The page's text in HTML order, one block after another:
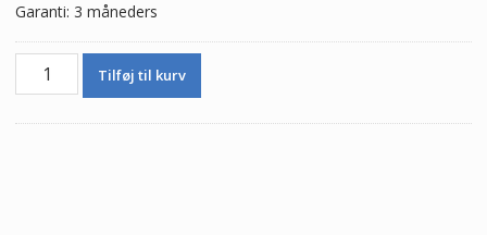
Garanti: 3 måneders
Ægte
Tilføj til kurv